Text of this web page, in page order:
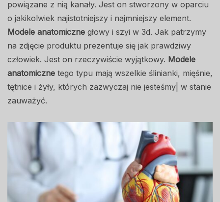
powiązane z nią kanały. Jest on stworzony w oparciu
o jakikolwiek najistotniejszy i najmniejszy element.
Modele anatomiczne głowy i szyi w 3d. Jak patrzymy
na zdjęcie produktu prezentuje się jak prawdziwy
człowiek. Jest on rzeczywiście wyjątkowy. Modele
anatomiczne tego typu mają wszelkie ślinianki, mięśnie,
tętnice i żyły, których zazwyczaj nie jesteśmy| w stanie
zauważyć.